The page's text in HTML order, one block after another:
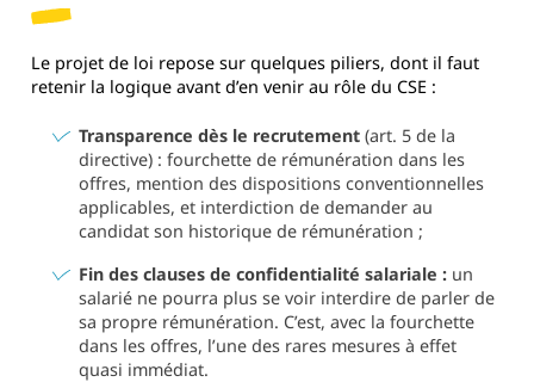
Le projet de loi repose sur quelques piliers, dont il faut
retenir la logique avant d’en venir au rôle du CSE :
Transparence dès le recrutement (art. 5 de la
directive) : fourchette de rémunération dans les
offres, mention des dispositions conventionnelles
applicables, et interdiction de demander au
candidat son historique de rémunération ;
Fin des clauses de confidentialité salariale : un
salarié ne pourra plus se voir interdire de parler de
sa propre rémunération. C’est, avec la fourchette
dans les offres, l’une des rares mesures à effet
quasi immédiat.